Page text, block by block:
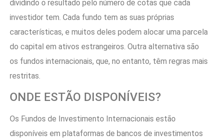
dividindo o resultado pelo número de cotas que cada
investidor tem. Cada fundo tem as suas próprias
características, e muitos deles podem alocar uma parcela
do capital em ativos estrangeiros. Outra alternativa são
os fundos internacionais, que, no entanto, têm regras mais
restritas.
ONDE ESTÃO DISPONÍVEIS?
Os Fundos de Investimento Internacionais estão
disponíveis em plataformas de bancos de investimentos